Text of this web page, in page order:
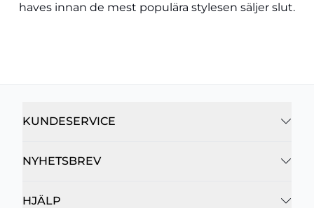
haves innan de mest populära stylesen säljer slut.
KUNDESERVICE
NYHETSBREV
HJÄLP